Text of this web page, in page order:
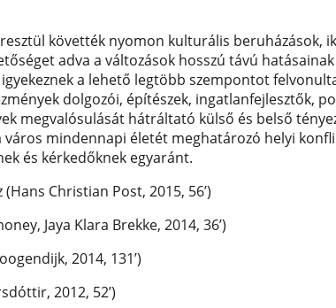
követték nyomon kulturális beruházások,
adva a változások hosszú távú hatásainak
a lehető legtöbb szempontot
dolgozói, építészek, ingatlanfejlesztők,
megvalósulását hátráltató külső és belső
város mindennapi életét meghatározó helyi
és kérkedőknek egyaránt.
Christian Post, 2015, 56’)
Jaya Klara Brekke, 2014, 36’)
2014, 131’)
2012, 52’)